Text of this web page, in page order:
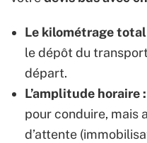
Le kilométrage total
le dépôt du
départ.
L’amplitude horaire :
pour conduire, mais
d’attente